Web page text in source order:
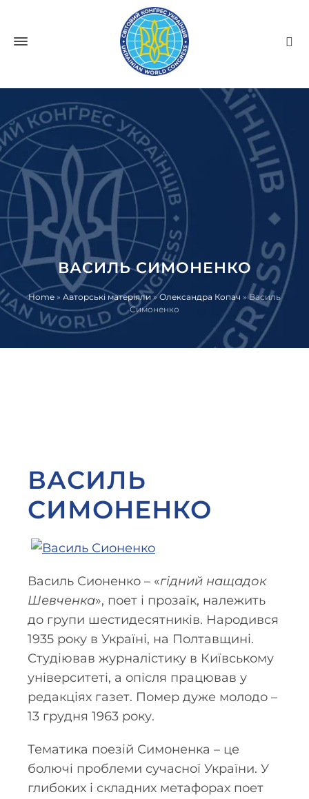
ВАСИЛЬ СИМОНЕНКО
Home » Авторські матеріяли»Олександра Копач »Василь
Симоненко
ВАСИЛЬ
СИМОНЕНКО
Василь Сионенко – «гідний нащадок
Шевченка», поет і прозаїк, належить
до групи шестидесятників. Народився
1935 року в Україні, на Полтавщині.
Студіював журналістику в Київському
університеті, а опісля працював у
редакціях газет. Помер дуже молодо –
13 грудня 1963 року.
Тематика поезій Симоненка – це
болючі проблеми сучасної України. У
глибоких і складних метафорах поет